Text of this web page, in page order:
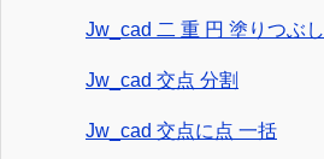
Jw_cad 二 重 円 塗りつぶし
Jw_cad 交点 分割
Jw_cad 交点に点 一括